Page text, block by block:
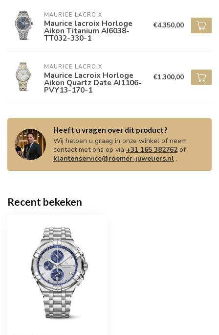
MAURICE LACROIX
Maurice lacroix Horloge
Aikon Titanium AI6038-
TT032-330-1
€4.350,00
MAURICE LACROIX
Maurice Lacroix Horloge
Aikon Quartz Date AI1106-
PVY13-170-1
€1.300,00
Heeft u vragen over dit product?
Wij helpen u graag in onze winkel of neem
contact met ons op via +31 165 382762of
klantenservice@roemer-juweliers.nl .
Recent bekeken